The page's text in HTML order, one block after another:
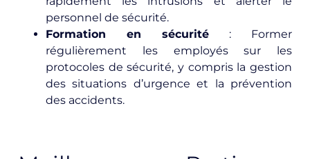
personnel de sécurité.
Formation en sécurité : Former
régulièrement les employés sur les
protocoles de sécurité, y compris la gestion
des situations d’urgence et la prévention
des accidents.